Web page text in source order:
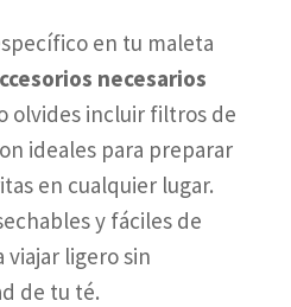
en tu maleta
necesarios
olvides incluir filtros de
ideales para preparar
en cualquier lugar.
y fáciles de
viajar ligero sin
de tu té.